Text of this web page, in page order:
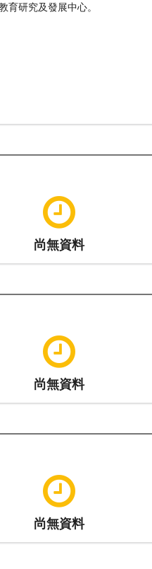
育研究及發展中心。
尚無資料
尚無資料
尚無資料